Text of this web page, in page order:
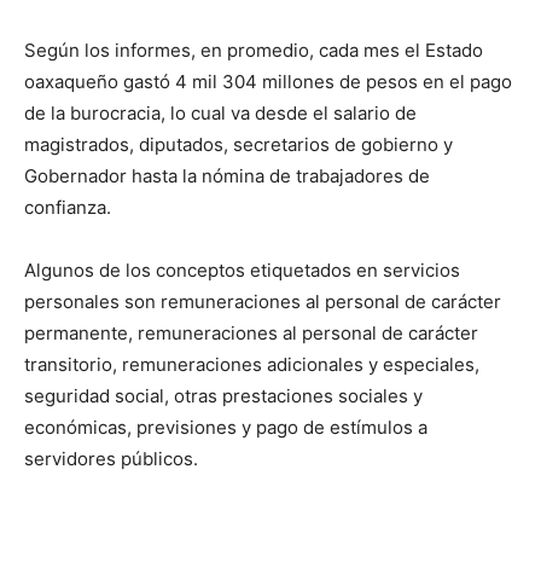
Según los informes, en promedio, cada mes el Estado
oaxaqueño gastó 4 mil 304 millones de pesos en el pago
de la burocracia, lo cual va desde el salario de
magistrados, diputados, secretarios de gobierno y
Gobernador hasta la nómina de trabajadores de
confianza.
Algunos de los conceptos etiquetados en servicios
personales son remuneraciones al personal de carácter
permanente, remuneraciones al personal de carácter
transitorio, remuneraciones adicionales y especiales,
seguridad social, otras prestaciones sociales y
económicas, previsiones y pago de estímulos a
servidores públicos.